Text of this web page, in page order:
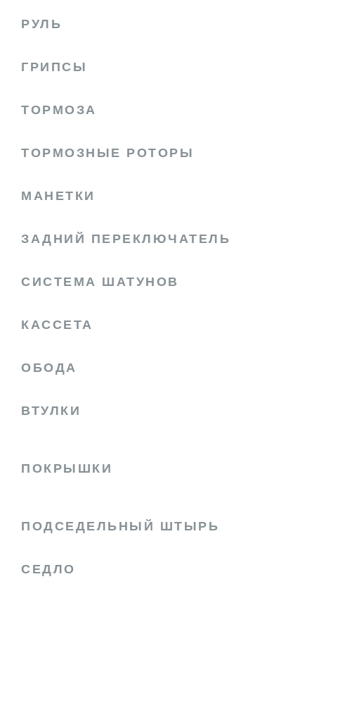
РУЛЬ
ГРИПСЫ
ТОРМОЗА
ТОРМОЗНЫЕ РОТОРЫ
МАНЕТКИ
ЗАДНИЙ ПЕРЕКЛЮЧАТЕЛЬ
СИСТЕМА ШАТУНОВ
КАССЕТА
ОБОДА
ВТУЛКИ
ПОКРЫШКИ
ПОДСЕДЕЛЬНЫЙ ШТЫРЬ
СЕДЛО